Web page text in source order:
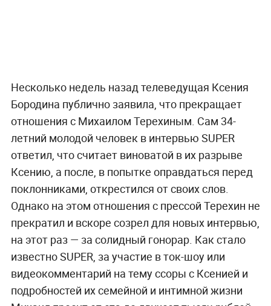
Несколько недель назад телеведущая Ксения
Бородина публично заявила, что прекращает
отношения с Михаилом Терехиным. Сам 34-
летний молодой человек в интервью SUPER
ответил, что считает виноватой в их разрыве
Ксению, а после, в попытке оправдаться перед
поклонниками, открестился от своих слов.
Однако на этом отношения с прессой Терехин не
прекратил и вскоре созрел для новых интервью,
на этот раз — за солидный гонорар. Как стало
известно SUPER, за участие в ток-шоу или
видеокомментарий на тему ссоры с Ксенией и
подробностей их семейной и интимной жизни